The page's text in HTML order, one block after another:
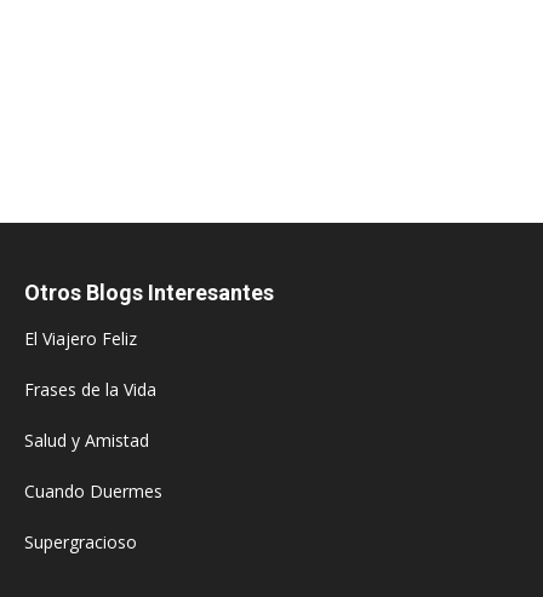
Otros Blogs Interesantes
El Viajero Feliz
Frases de la Vida
Salud y Amistad
Cuando Duermes
Supergracioso